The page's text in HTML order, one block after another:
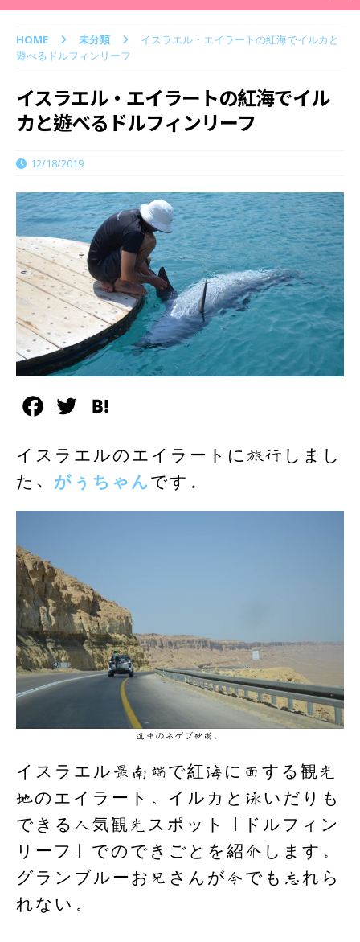
HOME 未分類
イスラエル・エイラートの紅海でイルカと
遊べるドルフィンリーフ
イスラエル・エイラートの紅海でイル
カと遊べるドルフィンリーフ
12/18/2019
c
e
b
o
k
i
t
t
t
e
n
イスラエルのエイラートに旅行しまし
た、 がぅちゃんです。
道中のネゲブ砂漠。
イスラエル最南端で紅海に面する観光
地のエイラート。イルカと泳いだりも
できる人気観光スポット「ドルフィン
リーフ」でのできごとを紹介します。
グランブルーお兄さんが今でも忘れら
れない。